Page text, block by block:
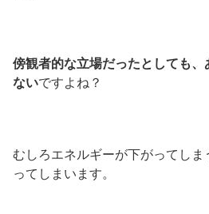
傍観者的な立場だったとしても、
ないですよね？
むしろエネルギーが下がってし
ってしまいます。